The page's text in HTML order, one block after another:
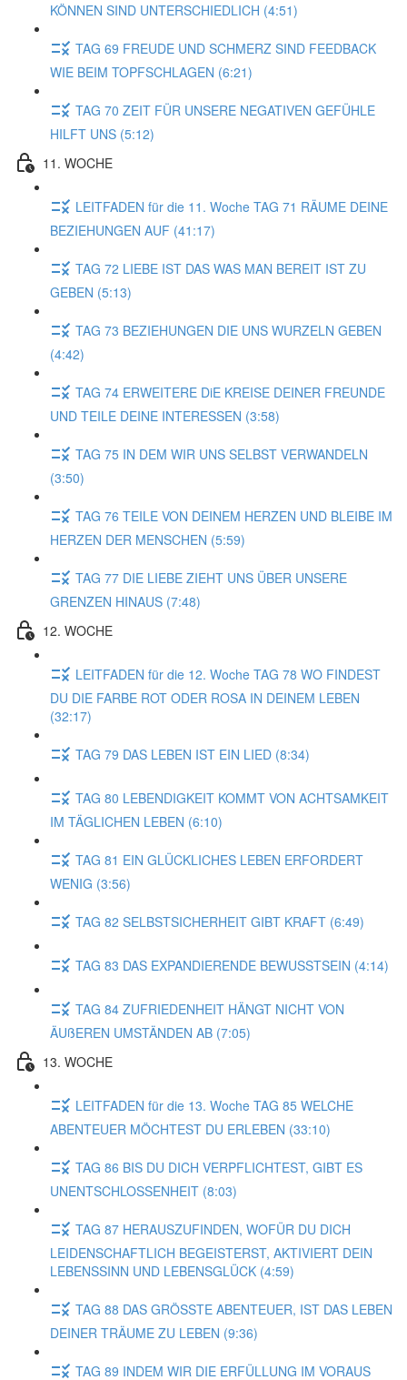
KÖNNEN SIND UNTERSCHIEDLICH (4:51)
TAG 69 FREUDE UND SCHMERZ SIND FEEDBACK
WIE BEIM TOPFSCHLAGEN (6:21)
TAG 70 ZEIT FÜR UNSERE NEGATIVEN GEFÜHLE
HILFT UNS (5:12)
11. WOCHE
LEITFADEN für die 11. Woche TAG 71 RÄUME DEINE
BEZIEHUNGEN AUF (41:17)
TAG 72 LIEBE IST DAS WAS MAN BEREIT IST ZU
GEBEN (5:13)
TAG 73 BEZIEHUNGEN DIE UNS WURZELN GEBEN
(4:42)
TAG 74 ERWEITERE DiE KREISE DEINER FREUNDE
UND TEILE DEINE INTERESSEN (3:58)
TAG 75 IN DEM WIR UNS SELBST VERWANDELN
(3:50)
TAG 76 TEILE VON DEINEM HERZEN UND BLEIBE IM
HERZEN DER MENSCHEN (5:59)
TAG 77 DIE LIEBE ZIEHT UNS ÜBER UNSERE
GRENZEN HINAUS (7:48)
12. WOCHE
LEITFADEN für die 12. Woche TAG 78 WO FINDEST
DU DIE FARBE ROT ODER ROSA IN DEINEM LEBEN
(32:17)
TAG 79 DAS LEBEN IST EIN LIED (8:34)
TAG 80 LEBENDIGKEIT KOMMT VON ACHTSAMKEIT
IM TÄGLICHEN LEBEN (6:10)
TAG 81 EIN GLÜCKLICHES LEBEN ERFORDERT
WENIG (3:56)
TAG 82 SELBSTSICHERHEIT GIBT KRAFT (6:49)
TAG 83 DAS EXPANDIERENDE BEWUSSTSEIN (4:14)
TAG 84 ZUFRIEDENHEIT HÄNGT NICHT VON
ÄUßEREN UMSTÄNDEN AB (7:05)
13. WOCHE
LEITFADEN für die 13. Woche TAG 85 WELCHE
ABENTEUER MÖCHTEST DU ERLEBEN (33:10)
TAG 86 BIS DU DICH VERPFLICHTEST, GIBT ES
UNENTSCHLOSSENHEIT (8:03)
TAG 87 HERAUSZUFINDEN, WOFÜR DU DICH
LEIDENSCHAFTLICH BEGEISTERST, AKTIVIERT DEIN
LEBENSSINN UND LEBENSGLÜCK (4:59)
TAG 88 DAS GRÖSSTE ABENTEUER, IST DAS LEBEN
DEINER TRÄUME ZU LEBEN (9:36)
TAG 89 INDEM WIR DIE ERFÜLLUNG IM VORAUS